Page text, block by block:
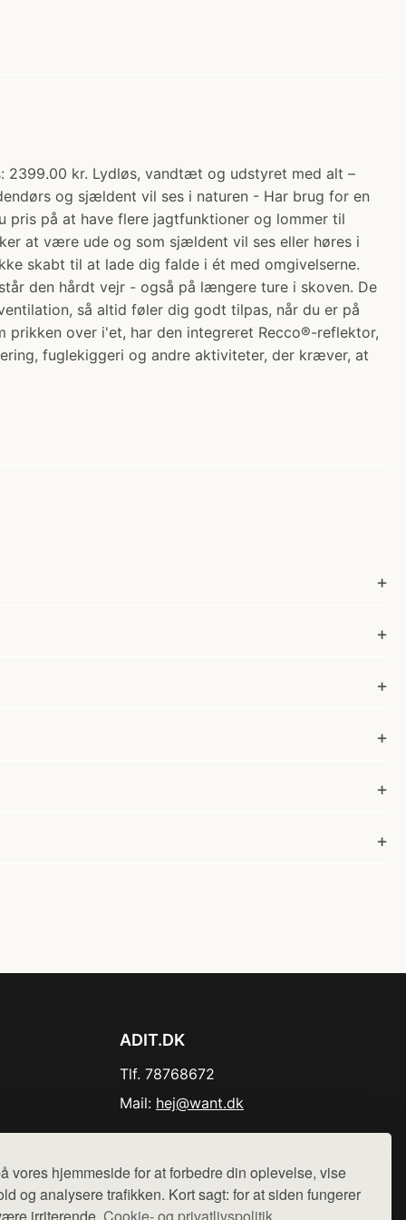
vores hjemmeside for at forbedre din oplevelse, vise
og analysere trafikken. Kort sagt: for at siden fungerer
2399.00 kr. Lydløs, vandtæt og udstyret med alt –
og sjældent vil ses i naturen - Har brug for en
på at have flere jagtfunktioner og lommer til
at være ude og som sjældent vil ses eller høres i
skabt til at lade dig falde i ét med omgivelserne.
den hårdt vejr - også på længere ture i skoven. De
så altid føler dig godt tilpas, når du er på
prikken over i'et, har den integreret Recco®-reflektor,
fuglekiggeri og andre aktiviteter, der kræver, at
ADIT.DK
Tlf. 78768672
Mail: hej@want.dk